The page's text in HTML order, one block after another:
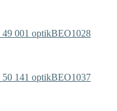
BEO1028
BEO1037